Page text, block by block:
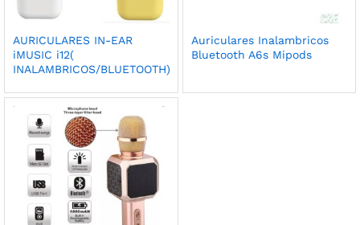
AURICULARES IN-EAR
iMUSIC i12(
INALAMBRICOS/BLUETOOTH)
Auriculares Inalambricos
Bluetooth A6s Mipods